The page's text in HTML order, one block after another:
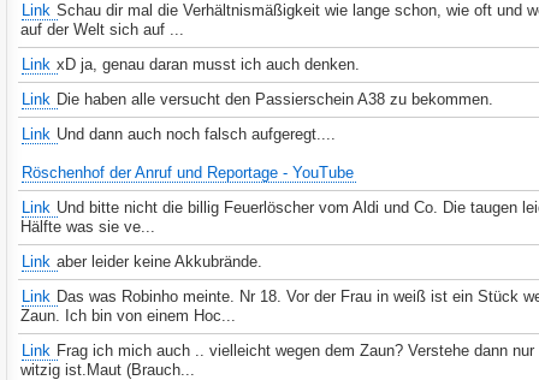
Link Schau dir mal die Verhältnismäßigkeit wie lange schon, wie oft und
auf der Welt sich auf ...
Link xD ja, genau daran musst ich auch denken.
Link Die haben alle versucht den Passierschein A38 zu bekommen.
Link Und dann auch noch falsch aufgeregt....
Röschenhof der Anruf und Reportage - YouTube
Link Und bitte nicht die billig Feuerlöscher vom Aldi und Co. Die taugen
Hälfte was sie ve...
Link aber leider keine Akkubrände.
Link Das was Robinho meinte. Nr 18. Vor der Frau in weiß ist ein Stück
Zaun. Ich bin von einem Hoc...
Link Frag ich mich auch .. vielleicht wegen dem Zaun? Verstehe dann
witzig ist.Maut (Brauch...